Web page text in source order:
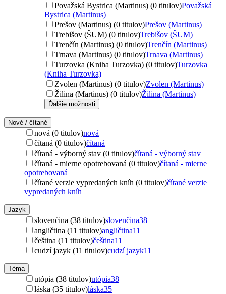
Považská Bystrica (Martinus) (0 titulov)Považská
Bystrica (Martinus)
Prešov (Martinus) (0 titulov)Prešov (Martinus)
Trebišov (ŠUM) (0 titulov)Trebišov (ŠUM)
Trenčín (Martinus) (0 titulov)Trenčín (Martinus)
Trnava (Martinus) (0 titulov)Trnava (Martinus)
Turzovka (Kniha Turzovka) (0 titulov)Turzovka
(Kniha Turzovka)
Zvolen (Martinus) (0 titulov)Zvolen (Martinus)
Žilina (Martinus) (0 titulov)Žilina (Martinus)
Ďalšie možnosti
Nové / čítané
nová (0 titulov)nová
čítaná (0 titulov)čítaná
čítaná - výborný stav (0 titulov)čítaná - výborný stav
čítaná - mierne opotrebovaná (0 titulov)čítaná - mierne
opotrebovaná
čítané verzie vypredaných kníh (0 titulov)čítané verzie
vypredaných kníh
Jazyk
slovenčina (38 titulov)slovenčina38
angličtina (11 titulov)angličtina11
čeština (11 titulov)čeština11
cudzí jazyk (11 titulov)cudzí jazyk11
Téma
utópia (38 titulov)utópia38
láska (35 titulov)láska35